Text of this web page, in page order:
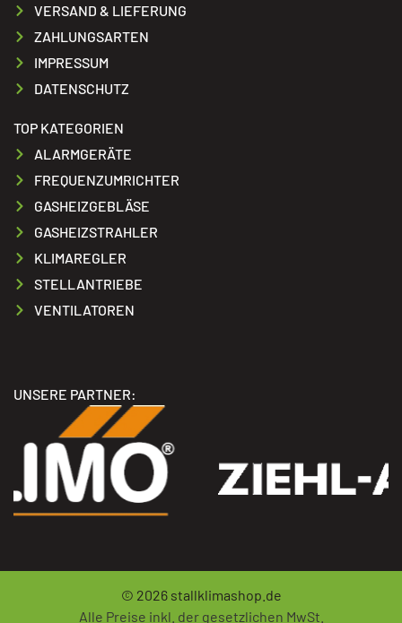
VERSAND & LIEFERUNG
ZAHLUNGSARTEN
IMPRESSUM
DATENSCHUTZ
TOP KATEGORIEN
ALARMGERÄTE
FREQUENZUMRICHTER
GASHEIZGEBLÄSE
GASHEIZSTRAHLER
KLIMAREGLER
STELLANTRIEBE
VENTILATOREN
UNSERE PARTNER:
© 2026 stallklimashop.de
Alle Preise inkl. der gesetzlichen MwSt.